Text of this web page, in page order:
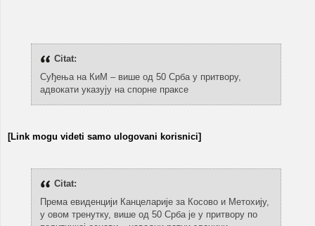
Citat:
Суђења на КиМ – више од 50 Срба у притвору,
адвокати указују на спорне праксе
[Link mogu videti samo ulogovani korisnici]
Citat:
Према евиденцији Канцеларије за Косово и Метохију,
у овом тренутку, више од 50 Срба је у притвору по